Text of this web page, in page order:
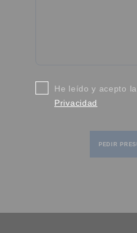
He leído y acepto la
Privacidad